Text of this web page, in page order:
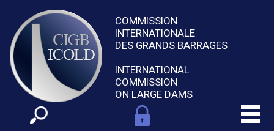
COMMISSION
INTERNATIONALE
DES GRANDS BARRAGES
INTERNATIONAL
COMMISSION
ON LARGE DAMS